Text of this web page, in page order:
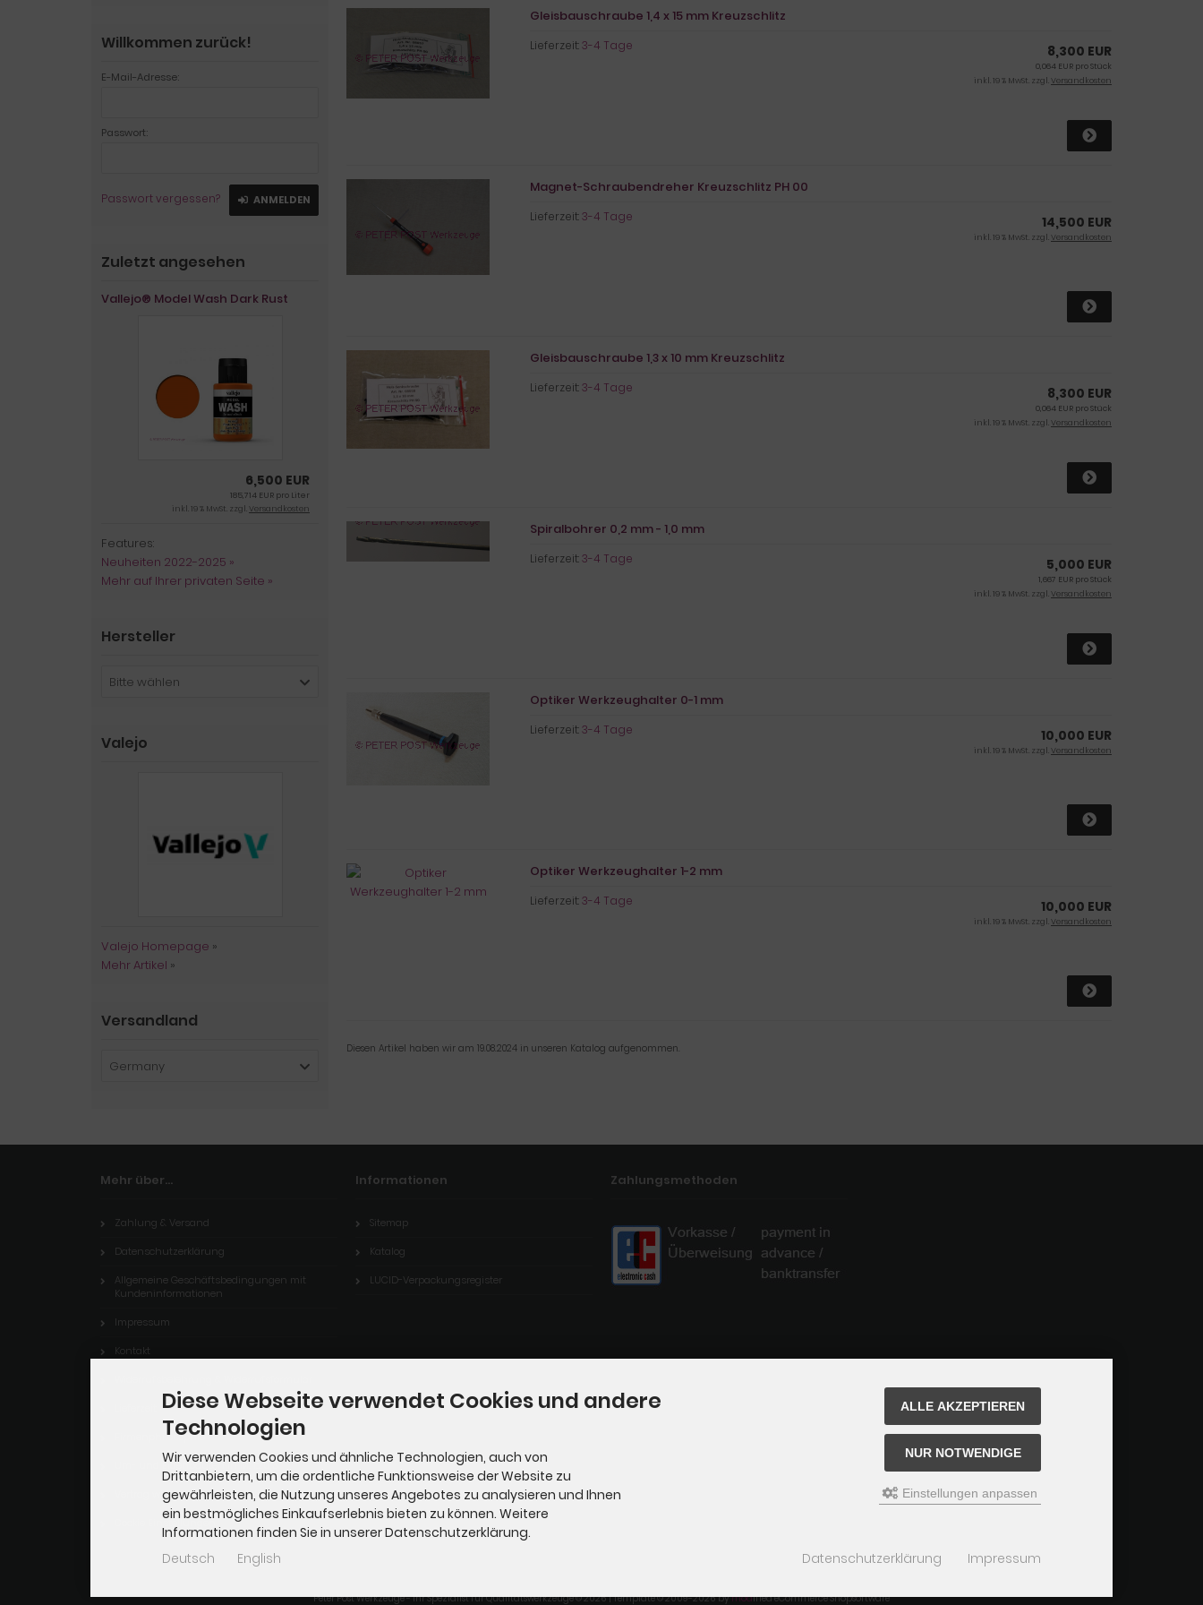
Gleisbauschraube 1,4 x 15 mm Kreuzschlitz
Lieferzeit:3-4 Tage 8,300 EUR
0,064 EUR pro Stück
inkl. 19 % MwSt. zzgl.Versandkosten
Magnet-Schraubendreher Kreuzschlitz PH 00
Lieferzeit:3-4 Tage 14,500 EUR
inkl. 19 % MwSt. zzgl.Versandkosten
Gleisbauschraube 1,3 x 10 mm Kreuzschlitz
Lieferzeit:3-4 Tage 8,300 EUR
0,064 EUR pro Stück
inkl. 19 % MwSt. zzgl.Versandkosten
Spiralbohrer 0,2 mm - 1,0 mm
Lieferzeit:3-4 Tage 5,000 EUR
1,667 EUR pro Stück
inkl. 19 % MwSt. zzgl.Versandkosten
Optiker Werkzeughalter 0-1 mm
Lieferzeit:3-4 Tage 10,000 EUR
inkl. 19 % MwSt. zzgl.Versandkosten
Optiker Werkzeughalter 1-2 mm
Lieferzeit:3-4 Tage 10,000 EUR
inkl. 19 % MwSt. zzgl.Versandkosten
Diesen Artikel haben wir am 19.08.2024 in unseren Katalog aufgenommen.
Willkommen zurück!
E-Mail-Adresse:
Passwort:
Passwort vergessen? ANMELDEN
Zuletzt angesehen
Vallejo® Model Wash Dark Rust
6,500 EUR
185,714 EUR pro Liter
inkl. 19 % MwSt. zzgl.Versandkosten
Features:
Neuheiten 2022-2025 »
Mehr auf Ihrer privaten Seite »
Hersteller
Bitte wählen
Valejo
Valejo Homepage »
Mehr Artikel »
Versandland
Germany
Mehr über...
Zahlung & Versand
Datenschutzerklärung
Allgemeine Geschäftsbedingungen mit
Kundeninformationen
Impressum
Kontakt
Firmenphilosophie
Um- und Eigenbauten in M: 1:20,3
Vertrag widerrufen
Cookie Einstellungen
Informationen
Sitemap
Katalog
LUCID-Verpackungsregister
Zahlungsmethoden
Peter Post Werkzeuge - Ihr Spezialist für Qualitätswerkzeuge © 2026 | Template © 2009-2026 bymodified eCommerce Shopsoftware
Diese Webseite verwendet Cookies und andere
Technologien
Wir verwenden Cookies und ähnliche Technologien, auch von
Drittanbietern, um die ordentliche Funktionsweise der Website zu
gewährleisten, die Nutzung unseres Angebotes zu analysieren und Ihnen
ein bestmögliches Einkaufserlebnis bieten zu können. Weitere
Informationen finden Sie in unserer Datenschutzerklärung.
ALLE AKZEPTIEREN
NUR NOTWENDIGE
Einstellungen anpassen
Deutsch English Datenschutzerklärung Impressum